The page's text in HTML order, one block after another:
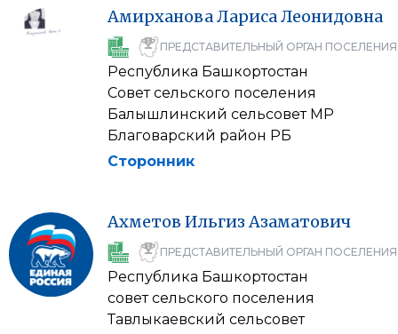
АмирхановаЛарисаЛеонидовна
ПРЕДСТАВИТЕЛЬНЫЙ ОРГАН ПОСЕЛЕНИЯ
Республика Башкортостан
Совет сельского поселения
Балышлинский сельсовет МР
Благоварский район РБ
Сторонник
Ахметов Ильгиз Азаматович
ПРЕДСТАВИТЕЛЬНЫЙ ОРГАН ПОСЕЛЕНИЯ
Республика Башкортостан
совет сельского поселения
Тавлыкаевский сельсовет